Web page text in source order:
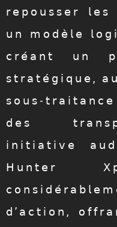
𝗋𝖾𝗉𝗈𝗎𝗌𝗌𝖾𝗋 𝗅𝖾𝗌
𝗎𝗇 𝗆𝗈𝖽𝖾̀𝗅𝖾
𝖼𝗋𝖾́𝖺𝗇𝗍 𝗎𝗇
𝗌𝗍𝗋𝖺𝗍𝖾́𝗀𝗂𝗊𝗎𝖾,
𝗌𝗈𝗎𝗌-
𝖽𝖾𝗌
𝗂𝗇𝗂𝗍𝗂𝖺𝗍𝗂𝗏𝖾
𝖧𝗎𝗇𝗍𝖾𝗋
𝖽’𝖺𝖼𝗍𝗂𝗈𝗇,